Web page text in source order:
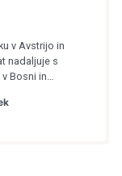
v Avstrijo in
nadaljuje s
Bosni in